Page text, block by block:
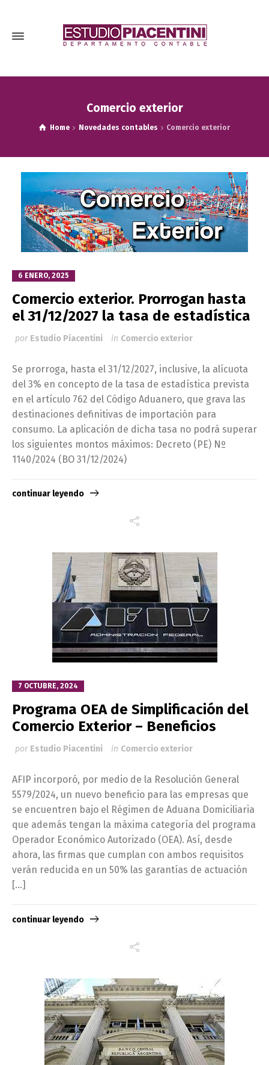
Comercio exterior
Home Novedades contables Comercio exterior
6 ENERO, 2025
Comercio exterior. Prorrogan hasta
el 31/12/2027 la tasa de estadística
por Estudio Piacentini in Comercio exterior
Se prorroga, hasta el 31/12/2027, inclusive, la alícuota
del 3% en concepto de la tasa de estadística prevista
en el artículo 762 del Código Aduanero, que grava las
destinaciones definitivas de importación para
consumo. La aplicación de dicha tasa no podrá superar
los siguientes montos máximos: Decreto (PE) Nº
1140/2024 (BO 31/12/2024)
continuar leyendo
7 OCTUBRE, 2024
Programa OEA de Simplificación del
Comercio Exterior – Beneficios
por Estudio Piacentini in Comercio exterior
AFIP incorporó, por medio de la Resolución General
5579/2024, un nuevo beneficio para las empresas que
se encuentren bajo el Régimen de Aduana Domiciliaria
que además tengan la máxima categoría del programa
Operador Económico Autorizado (OEA). Así, desde
ahora, las firmas que cumplan con ambos requisitos
verán reducida en un 50% las garantías de actuación
[…]
continuar leyendo